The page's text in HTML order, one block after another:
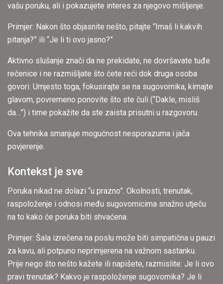
vašu poruku, ali i pokazujete interes za njegovo mišljenje.
Primjer: Nakon što objasnite nešto, pitajte “Imaš li kakvih
pitanja?” ili “Je li ti ovo jasno?”
Aktivno slušanje znači da ne prekidate, ne dovršavate tuđe
rečenice i ne razmišljate što ćete reći dok druga osoba
govori. Umjesto toga, fokusirajte se na sugovornika, kimajte
glavom, povremeno ponovite što ste čuli (“Dakle, misliš
da…”) i time pokažite da ste zaista prisutni u razgovoru.
Ova tehnika smanjuje mogućnost nesporazuma i jača
povjerenje.
Kontekst je sve
Poruka nikad ne dolazi “u prazno”. Okolnosti, trenutak,
raspoloženje i odnosi među sugovornicima snažno utječu
na to kako će poruka biti shvaćena.
Primjer: Šala izrečena na poslu može biti simpatična u pauzi
za kavu, ali potpuno neprimjerena na važnom sastanku.
Prije nego što nešto kažete ili napišete, razmislite: Je li ovo
pravi trenutak? Kakvo je raspoloženje sugovornika? Je li